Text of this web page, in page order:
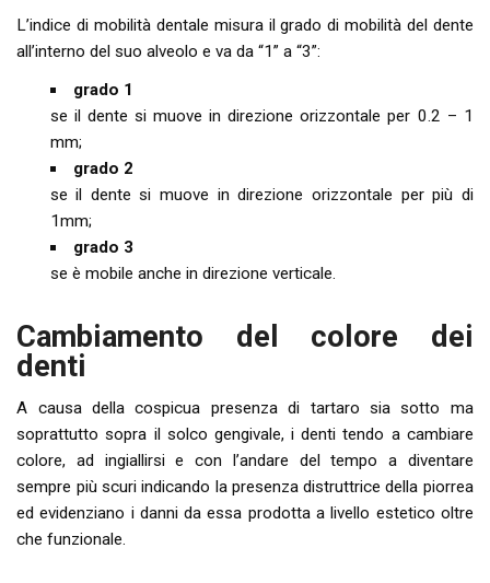
L’indice di mobilità dentale misura il grado di mobilità del dente
all’interno del suo alveolo e va da “1” a “3”:
grado 1
se il dente si muove in direzione orizzontale per 0.2 – 1
mm;
grado 2
se il dente si muove in direzione orizzontale per più di
1mm;
grado 3
se è mobile anche in direzione verticale.
Cambiamento del colore dei
denti
A causa della cospicua presenza di tartaro sia sotto ma
soprattutto sopra il solco gengivale, i denti tendo a cambiare
colore, ad ingiallirsi e con l’andare del tempo a diventare
sempre più scuri indicando la presenza distruttrice della piorrea
ed evidenziano i danni da essa prodotta a livello estetico oltre
che funzionale.